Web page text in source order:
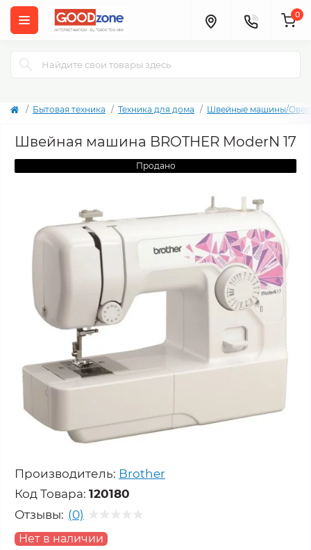
0
Бытовая техника Техника для дома Швейные машины/
Швейная машина BROTHER ModerN 17
Продано
Производитель: Brother
Код Товара: 120180
Отзывы: (0)
Нет в наличии